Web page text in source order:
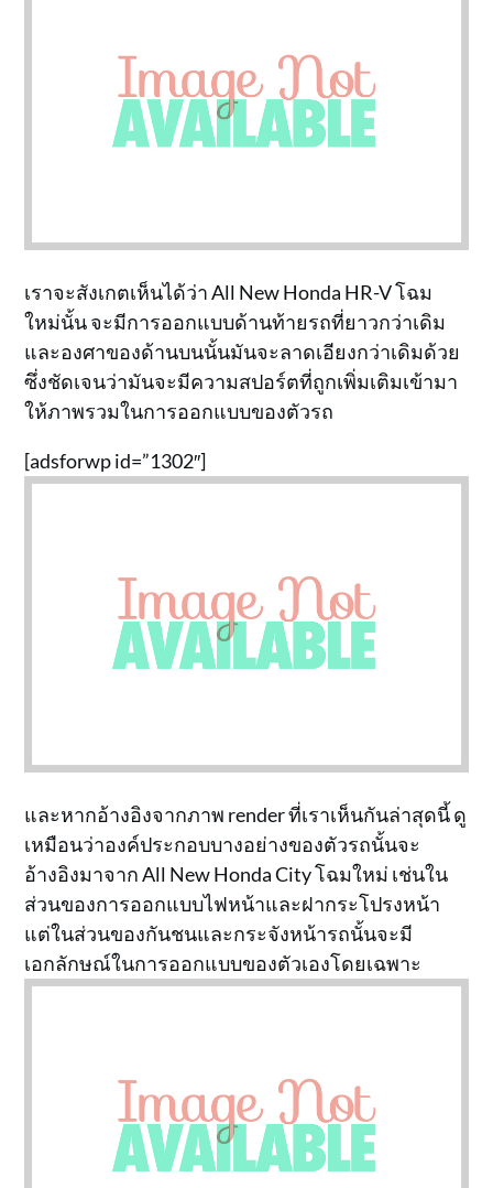
เราจะสังเกตเห็นได้ว่า All New Honda HR-V โฉม
ใหม่นั้น จะมีการออกแบบด้านท้ายรถที่ยาวกว่าเดิม
และองศาของด้านบนนั้นมันจะลาดเอียงกว่าเดิมด้วย
ซึ่งชัดเจนว่ามันจะมีความสปอร์ตที่ถูกเพิ่มเติมเข้ามา
ให้ภาพรวมในการออกแบบของตัวรถ
[adsforwp id=”1302″]
และหากอ้างอิงจากภาพ render ที่เราเห็นกันล่าสุดนี้ ดู
เหมือนว่าองค์ประกอบบางอย่างของตัวรถนั้นจะ
อ้างอิงมาจาก All New Honda City โฉมใหม่ เช่นใน
ส่วนของการออกแบบไฟหน้าและฝากระโปรงหน้า
แต่ในส่วนของกันชนและกระจังหน้ารถนั้นจะมี
เอกลักษณ์ในการออกแบบของตัวเองโดยเฉพาะ